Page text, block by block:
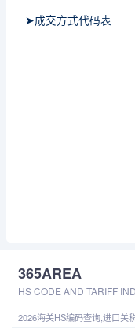
➤成交方式代码表
365AREA
HS CODE AND TARIFF
2026海关HS编码查询,进口关